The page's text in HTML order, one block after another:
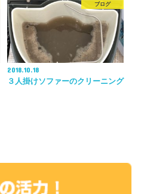
ブログ
2018.10.18
３人掛けソファーのクリーニング